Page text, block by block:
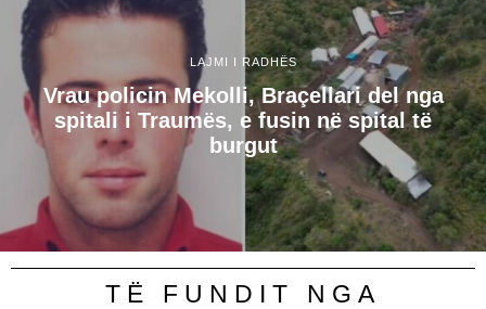
LAJMI I RADHËS
Vrau policin Mekolli, Braçellari del nga
spitali i Traumës, e fusin në spital të
burgut
TË FUNDIT NGA